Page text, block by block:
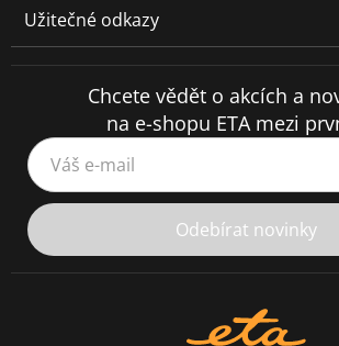
Užitečné odkazy
Chcete vědět o akcích a
na e-shopu ETA mezi
Váš e-mail
Odebírat novinky